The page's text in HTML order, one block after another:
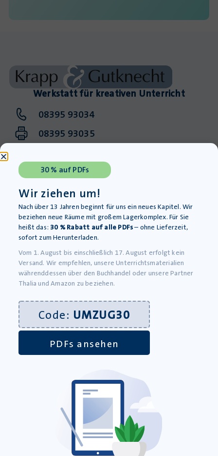
Werkstatt für kreativen Unterricht
08395 93034
08395 93035
Sie erreichen unser Kundentelefon
Newsletter abonnieren
exklusive Angebote
hilfreiche Impulse
Informationen
Die Abgabe bestimmter Lehrmaterialien erfolgt gemäß unseren
ausschließlich an Lehrkräfte. Bei Erstbestellungen dieser
Artikel fordern wir einen Nachweis an.
Hilfe & Service
30 % auf PDFs
Wir ziehen um!
Nach über 13 Jahren beginnt für uns ein neues Kapitel. Wir
beziehen neue Räume mit großem Lagerkomplex. Für Sie
heißt das: 30 % Rabatt auf alle PDFs– ohne Lieferzeit,
sofort zum Herunterladen.
Vom 1. August bis einschließlich 17. August erfolgt kein
Versand. Wir empfehlen, unsere Unterrichtsmaterialien
währenddessen über den Buchhandel oder unsere Partner
Thalia und Amazon zu beziehen.
Code: UMZUG30
PDFs ansehen